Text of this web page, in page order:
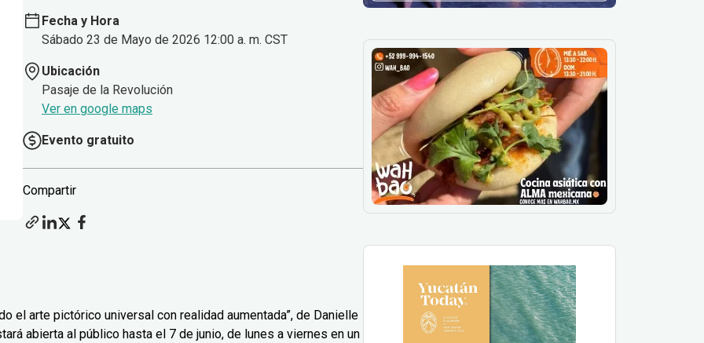
Fecha y Hora
Sábado 23 de Mayo de 2026 12:00 a. m. CST
Ubicación
Pasaje de la Revolución
Ver en google maps
Evento gratuito
Compartir
el arte pictórico universal con realidad aumentada”, de Danielle
abierta al público hasta el 7 de junio, de lunes a viernes en un